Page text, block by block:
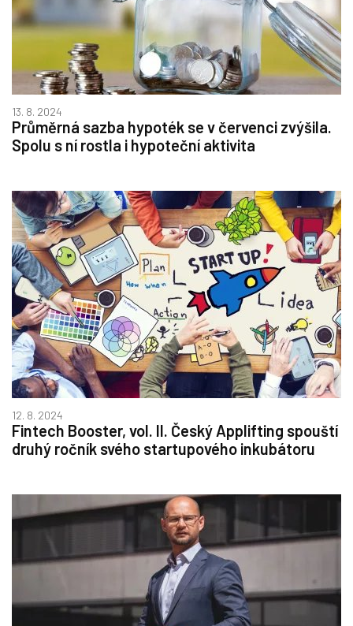
13. 8. 2024
Průměrná sazba hypoték se v červenci zvýšila.
Spolu s ní rostla i hypoteční aktivita
12. 8. 2024
Fintech Booster, vol. II. Český Applifting spouští
druhý ročník svého startupového inkubátoru